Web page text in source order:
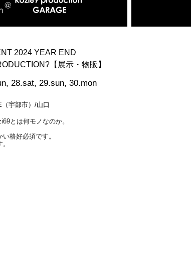
2024 YEAR END
【展示・物販】
28.sat, 29.sun, 30.mon
宇部市）/山口
とは何モノなのか。
格好必須です。